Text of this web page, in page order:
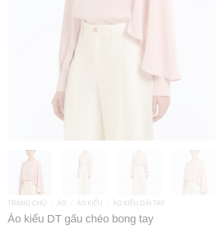
TRANG CHỦ ÁO ÁO KIỂU ÁO KIỂU DÀI TAY
Áo kiểu DT gấu chéo bong tay